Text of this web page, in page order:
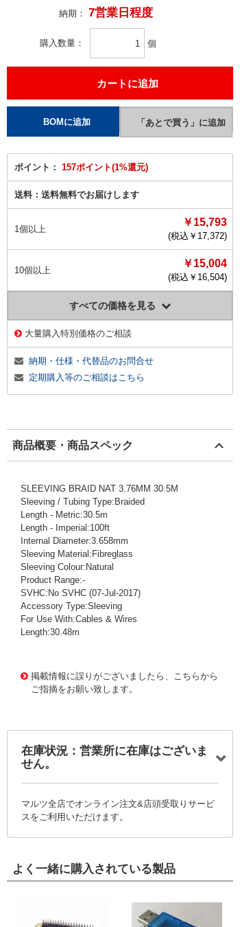
納期： 7営業日程度
購入数量 個
ポイント： 157ポイント(1%還元)
送料： 送料無料でお届けします
1個以上
￥15,793
(税込￥ 17,372)
10個以上
￥15,004
(税込￥ 16,504)
すべての価格を見る
大量購入特別価格のご相談
納期・仕様・代替品のお問合せ
定期購入等のご相談はこちら
商品概要・商品スペック
SLEEVING BRAID NAT 3.76MM 30.5M
Sleeving / Tubing Type:Braided
Length - Metric:30.5m
Length - Imperial:100ft
Internal Diameter:3.658mm
Sleeving Material:Fibreglass
Sleeving Colour:Natural
Product Range:-
SVHC:No SVHC (07-Jul-2017)
Accessory Type:Sleeving
For Use With:Cables & Wires
Length:30.48m
掲載情報に誤りがございましたら、こちらから
ご指摘をお願い致します。
在庫状況：営業所に在庫はございま
せん。
マルツ全店でオンライン注文&店頭受取りサービ
スをご利用いただけます。
よく一緒に購入されている製品